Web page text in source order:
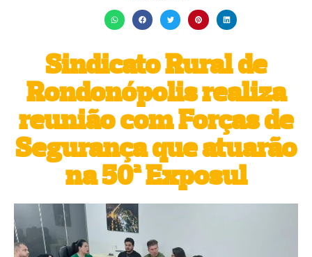
Sindicato Rural de
Rondonópolis realiza
reunião com Forças de
Segurança que atuarão
na 50ª Exposul